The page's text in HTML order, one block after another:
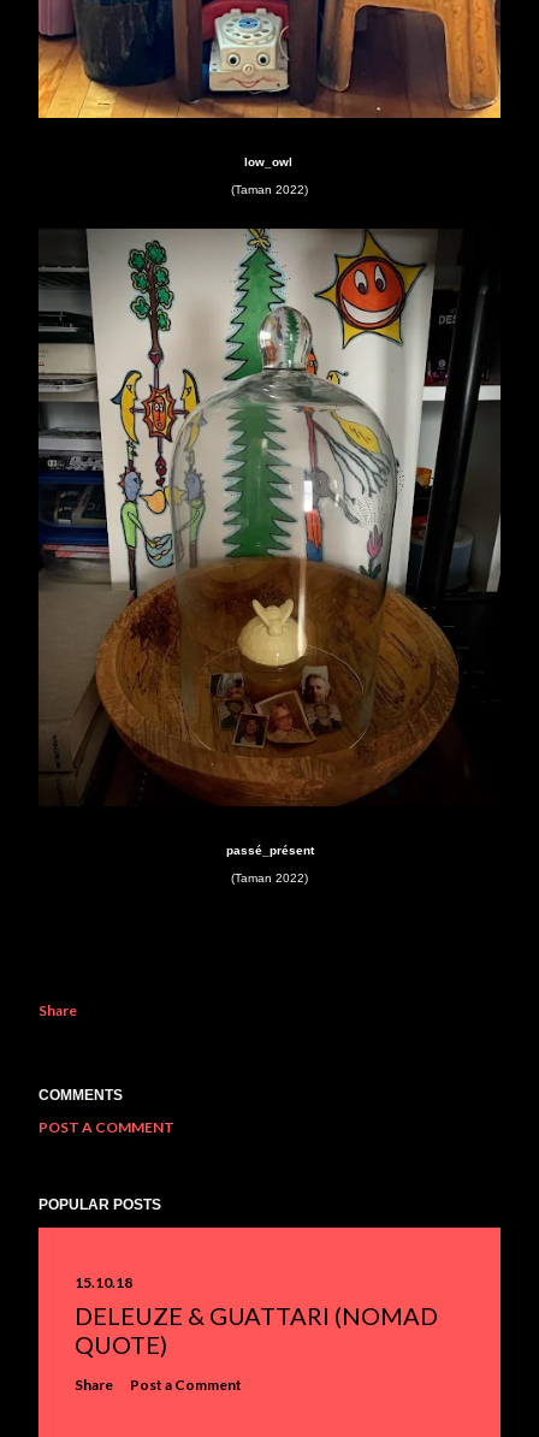
low_owl
(Taman 2022)
passé_présent
(Taman 2022)
Share
COMMENTS
POST A COMMENT
POPULAR POSTS
15.10.18
DELEUZE & GUATTARI (NOMAD
QUOTE)
Share Post a Comment